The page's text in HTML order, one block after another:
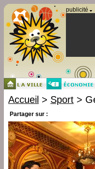
publicité
Accueil > Sport >
Partager sur :
Panneau de gestion des cookies